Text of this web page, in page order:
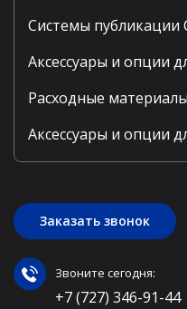
Системы публикации
Аксессуары и опции
Расходные
Аксессуары и опции
Заказать звонок
Звоните сегодня:
+7 (727) 346-91-44